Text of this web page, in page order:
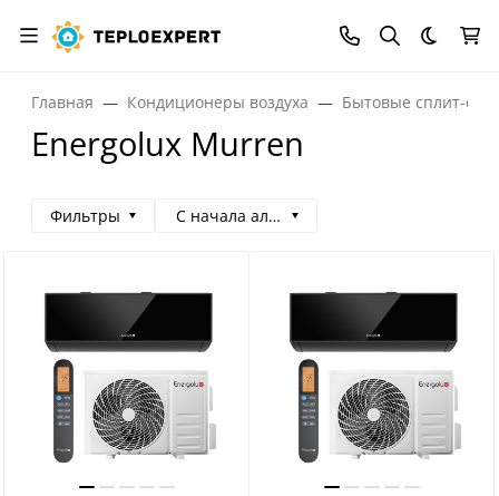
Темная
Главная Кондиционеры воздуха Бытовые сплит-
Energolux Murren
Фильтры С начала алфавита